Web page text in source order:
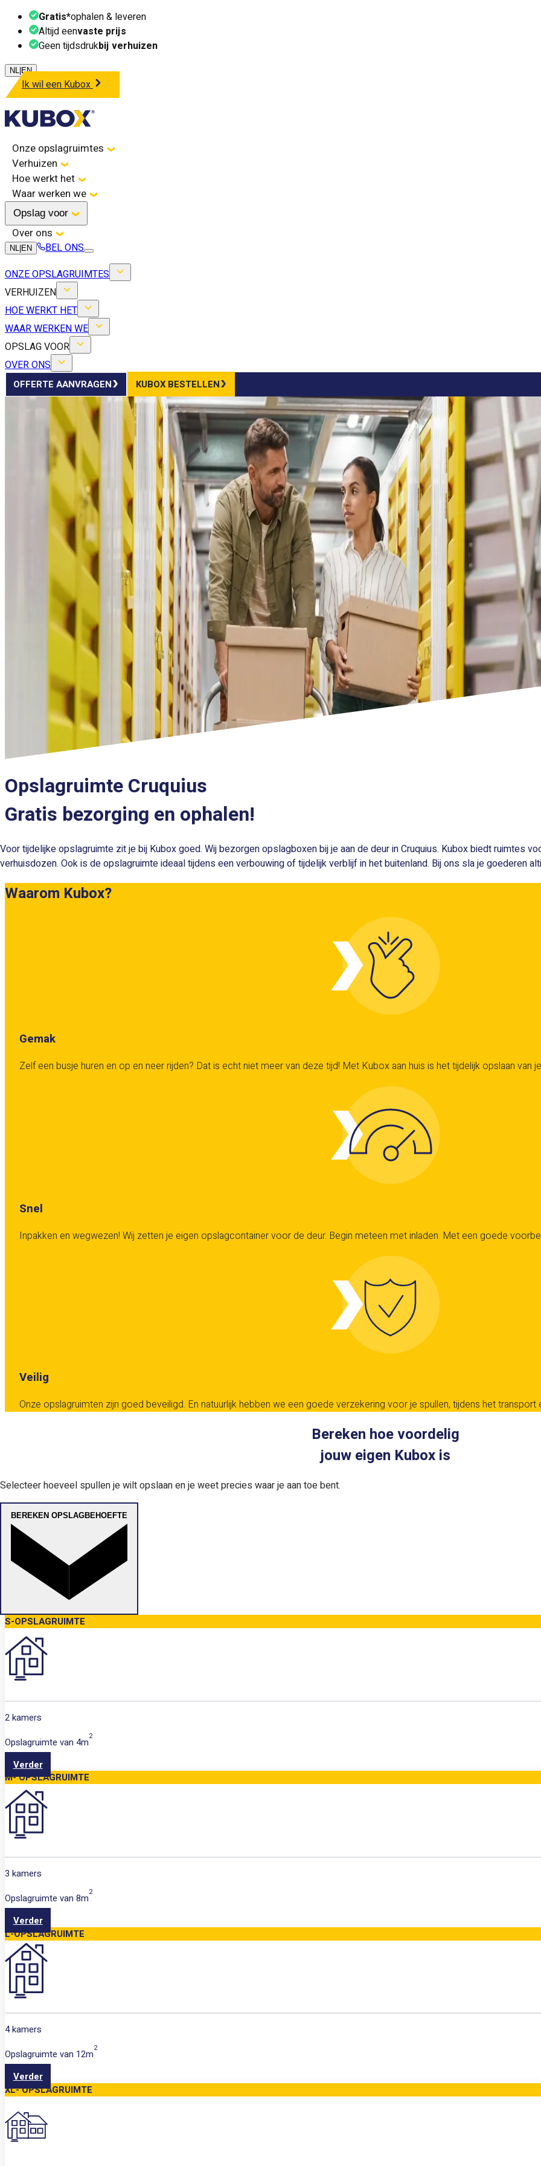
Gratis*ophalen & leveren
Altijd eenvaste prijs
Geen tijdsdrukbij verhuizen
NL EN
Ik wil een Kubox
Onze opslagruimtes
Verhuizen
Hoe werkt het
Waar werken we
Opslag voor
Over ons
NL EN
BEL ONS
ONZE OPSLAGRUIMTES
VERHUIZEN
HOE WERKT HET
WAAR WERKEN WE
OPSLAG VOOR
OVER ONS
OFFERTE AANVRAGEN KUBOX BESTELLEN
Opslagruimte Cruquius
Gratis bezorging en ophalen!
Voor tijdelijke opslagruimte zit je bij Kubox goed. Wij bezorgen opslagboxen bij je aan de deur in Cruquius. Kubox biedt ruimtes
verhuisdozen. Ook is de opslagruimte ideaal tijdens een verbouwing of tijdelijk verblijf in het buitenland. Bij ons sla je goederen
Waarom Kubox?
Gemak
Zelf een busje huren en op en neer rijden? Dat is echt niet meer van deze tijd! Met Kubox aan huis is het tijdelijk opslaan van
Snel
Inpakken en wegwezen! Wij zetten je eigen opslagcontainer voor de deur. Begin meteen met inladen. Met een goede
Veilig
Onze opslagruimten zijn goed beveiligd. En natuurlijk hebben we een goede verzekering voor je spullen, tijdens het transport
Bereken hoe voordelig
jouw eigen Kubox is
Selecteer hoeveel spullen je wilt opslaan en je weet precies waar je aan toe bent.
BEREKEN OPSLAGBEHOEFTE
S-OPSLAGRUIMTE
2 kamers
Opslagruimte van 4m2
Verder
M- OPSLAGRUIMTE
3 kamers
Opslagruimte van 8m2
Verder
L-OPSLAGRUIMTE
4 kamers
Opslagruimte van 12m2
Verder
XL- OPSLAGRUIMTE